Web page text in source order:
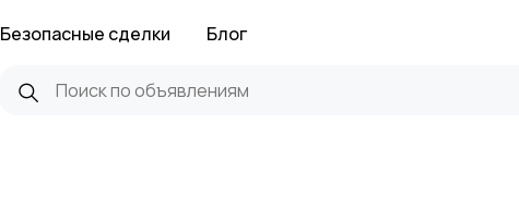
Безопасные сделки Блог